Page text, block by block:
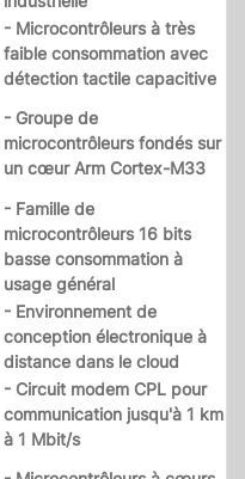
- Microcontrôleurs à très
faible consommation avec
détection tactile capacitive
- Groupe de
microcontrôleurs fondés sur
un cœur Arm Cortex-M33
- Famille de
microcontrôleurs 16 bits
basse consommation à
usage général
- Environnement de
conception électronique à
distance dans le cloud
- Circuit modem CPL pour
communication jusqu'à 1 km
à 1 Mbit/s